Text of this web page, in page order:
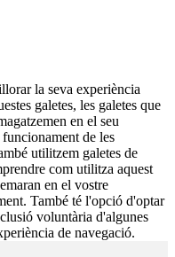
la seva experiència
galetes, les galetes que
en el seu
de les
utilitzem galetes de
com utilitza aquest
en el vostre
També té l'opció d'optar
voluntària d'algunes
de navegació.